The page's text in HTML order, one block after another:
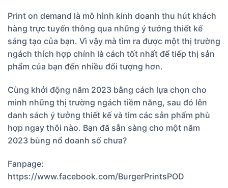
Print on demand là mô hình kinh doanh thu hút khách
hàng trực tuyến thông qua những ý tưởng thiết kế
sáng tạo của bạn. Vì vậy mà tìm ra được một thị trường
ngách thích hợp chính là cách tốt nhất để tiếp thị sản
phẩm của bạn đến nhiều đối tượng hơn.
Cùng khởi động năm 2023 bằng cách lựa chọn cho
mình những thị trường ngách tiềm năng, sau đó lên
danh sách ý tưởng thiết kế và tìm các sản phẩm phù
hợp ngay thôi nào. Bạn đã sẵn sàng cho một năm
2023 bùng nổ doanh số chưa?
Fanpage:
https://www.facebook.com/BurgerPrintsPOD